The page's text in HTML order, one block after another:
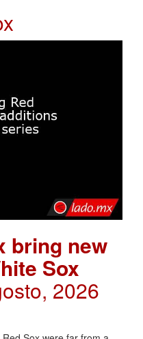
bring new
Sox
2026